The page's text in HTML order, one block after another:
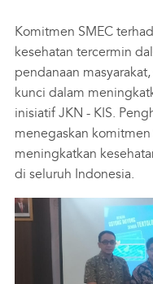
Komitmen SMEC
kesehatan tercermin
pendanaan
kunci dalam
inisiatif JKN - KIS.
menegaskan
meningkatkan
di seluruh Indonesia.